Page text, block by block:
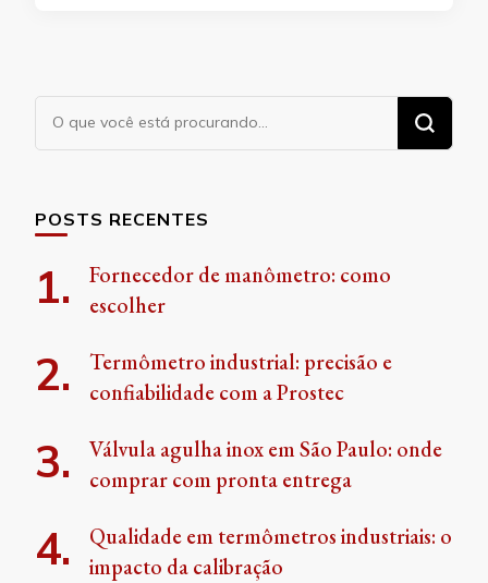
Procurando
algo?
POSTS RECENTES
Fornecedor de manômetro: como
escolher
Termômetro industrial: precisão e
confiabilidade com a Prostec
Válvula agulha inox em São Paulo: onde
comprar com pronta entrega
Qualidade em termômetros industriais: o
impacto da calibração